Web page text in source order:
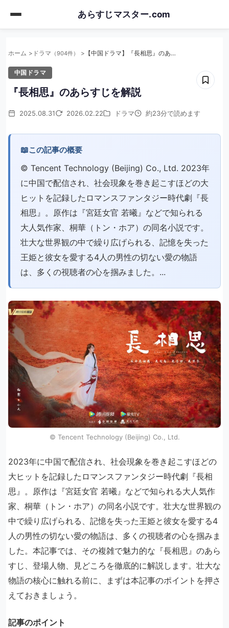
content
あらすじマスター.com
ホーム ドラマ （904件） 【中国ドラマ】『長相思』のあらすじを解説
中国ドラマ
『長相思』のあらすじを解説
2025.08.31 2026.02.22 ドラマ 約23分で読めます
📖この記事の概要
© Tencent Technology (Beijing) Co., Ltd. 2023年
に中国で配信され、社会現象を巻き起こすほどの大
ヒットを記録したロマンスファンタジー時代劇『長
相思』。原作は『宮廷女官 若曦』などで知られる
大人気作家、桐華（トン・ホア）の同名小説です。
壮大な世界観の中で繰り広げられる、記憶を失った
王姫と彼女を愛する4人の男性の切ない愛の物語
は、多くの視聴者の心を掴みました。...
© Tencent Technology (Beijing) Co., Ltd.
2023年に中国で配信され、社会現象を巻き起こすほどの
大ヒットを記録したロマンスファンタジー時代劇『長相
思』。原作は『宮廷女官 若曦』などで知られる大人気作
家、桐華（トン・ホア）の同名小説です。壮大な世界観の
中で繰り広げられる、記憶を失った王姫と彼女を愛する4
人の男性の切ない愛の物語は、多くの視聴者の心を掴みま
した。本記事では、その複雑で魅力的な『長相思』のあら
すじ、登場人物、見どころを徹底的に解説します。壮大な
物語の核心に触れる前に、まずは本記事のポイントを押さ
えておきましょう。
記事のポイント